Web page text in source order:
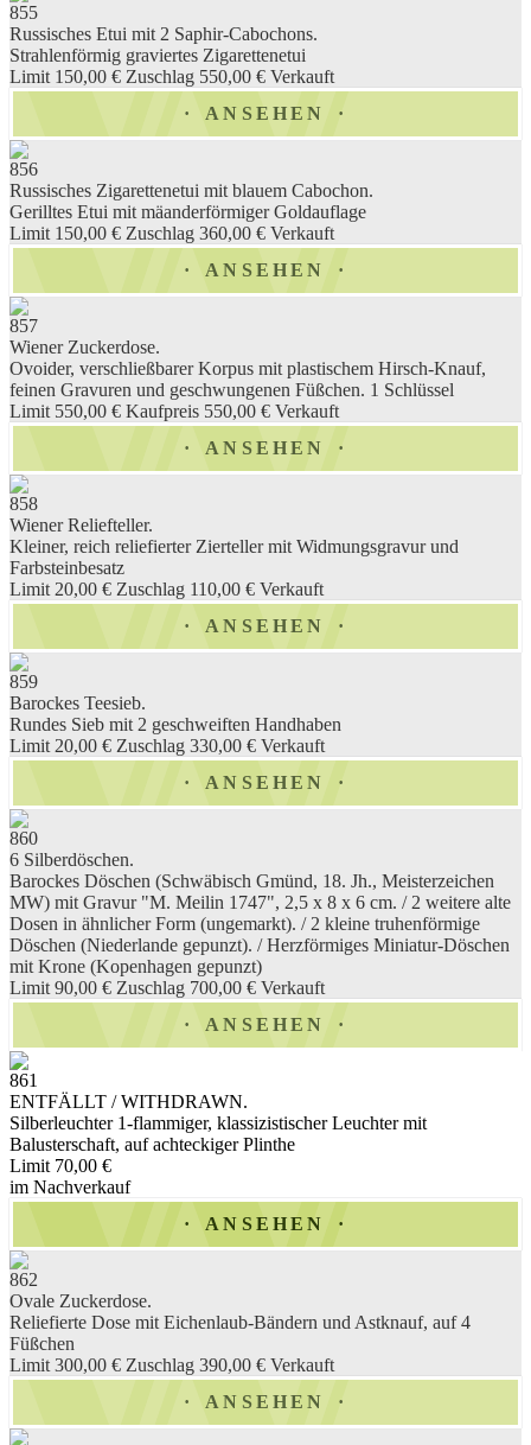
855
Russisches Etui mit 2 Saphir-Cabochons.
Strahlenförmig graviertes Zigarettenetui
Limit 150,00 € Zuschlag 550,00 € Verkauft
ANSEHEN
856
Russisches Zigarettenetui mit blauem Cabochon.
Gerilltes Etui mit mäanderförmiger Goldauflage
Limit 150,00 € Zuschlag 360,00 € Verkauft
ANSEHEN
857
Wiener Zuckerdose.
Ovoider, verschließbarer Korpus mit plastischem Hirsch-Knauf,
feinen Gravuren und geschwungenen Füßchen. 1 Schlüssel
Limit 550,00 € Kaufpreis 550,00 € Verkauft
ANSEHEN
858
Wiener Reliefteller.
Kleiner, reich reliefierter Zierteller mit Widmungsgravur und
Farbsteinbesatz
Limit 20,00 € Zuschlag 110,00 € Verkauft
ANSEHEN
859
Barockes Teesieb.
Rundes Sieb mit 2 geschweiften Handhaben
Limit 20,00 € Zuschlag 330,00 € Verkauft
ANSEHEN
860
6 Silberdöschen.
Barockes Döschen (Schwäbisch Gmünd, 18. Jh., Meisterzeichen
MW) mit Gravur "M. Meilin 1747", 2,5 x 8 x 6 cm. / 2 weitere alte
Dosen in ähnlicher Form (ungemarkt). / 2 kleine truhenförmige
Döschen (Niederlande gepunzt). / Herzförmiges Miniatur-Döschen
mit Krone (Kopenhagen gepunzt)
Limit 90,00 € Zuschlag 700,00 € Verkauft
ANSEHEN
861
ENTFÄLLT / WITHDRAWN.
Silberleuchter 1-flammiger, klassizistischer Leuchter mit
Balusterschaft, auf achteckiger Plinthe
Limit 70,00 €
im Nachverkauf
ANSEHEN
862
Ovale Zuckerdose.
Reliefierte Dose mit Eichenlaub-Bändern und Astknauf, auf 4
Füßchen
Limit 300,00 € Zuschlag 390,00 € Verkauft
ANSEHEN